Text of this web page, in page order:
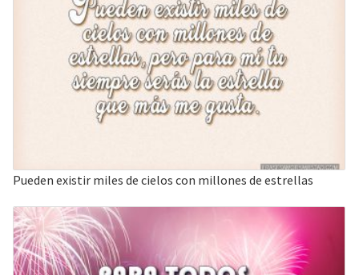
Pueden existir miles de cielos con millones de estrellas